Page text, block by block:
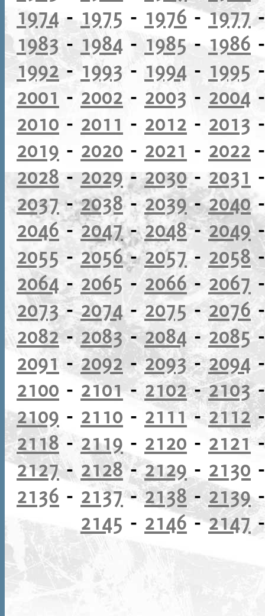
1974 - 1975 - 1976 -1977
1983- 1984 - 1985 - 1986
1992-1993 - 1994 - 1995
2001 - 2002 - 2003 - 2004
2010 - 2011 - 2012 - 2013
2019 - 2020 - 2021 - 2022
2028 - 2029 -2030- 2031
2037-2038-2039-2040
2046-2047-2048-2049
2055 - 2056-2057 - 2058
2064 - 2065 - 2066 - 2067
2073-2074- 2075- 2076
2082-2083-2084-2085
2091 -2092 -2093-2094
2100 - 2101-2102-2103
2109 - 2110 - 2111-2112
2118- 2119 - 2120 - 2121
2127- 2128-2129 - 2130
2136 - 2137-2138- 2139
2145 - 2146-2147